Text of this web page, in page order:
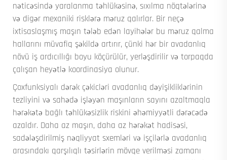
nəticəsində yaralanma təhlükəsinə, sıxılma nöqtələrinə
və digər mexaniki risklərə məruz qalırlar. Bir neçə
ixtisaslaşmış maşın tələb edən layihələr bu məruz qalma
hallarını müvafiq şəkildə artırır, çünki hər bir avadanlıq
növü iş ardıcıllığı boyu köçürülür, yerləşdirilir və torpaqda
çalışan heyətlə koordinasiya olunur.
Çoxfunksiyalı dərək çəkicləri avadanlıq dəyişikliklərinin
tezliyini və sahədə işləyən maşınların sayını azaltmaqla
hərəkətə bağlı təhlükəsizlik riskini əhəmiyyətli dərəcədə
azaldır. Daha az maşın, daha az hərəkət hadisəsi,
sadələşdirilmiş nəqliyyat sxemləri və işçilərlə avadanlıq
arasındakı qarşılıqlı təsirlərin mövqe verilməsi zamanı